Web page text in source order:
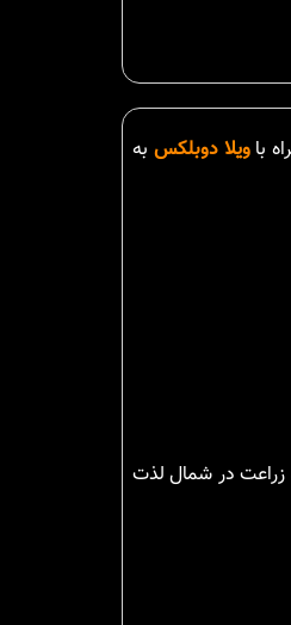
ویلا دوبلکس به
زراعت در شمال لذت